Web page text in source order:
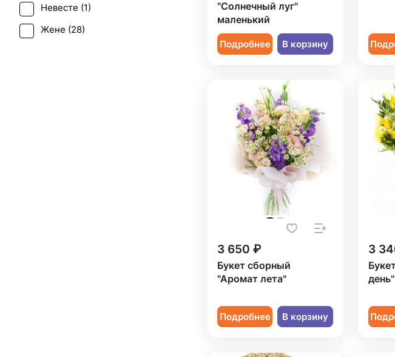
"Солнечный луг"
маленький
Подробнее В корзину
3 650 ₽
Букет сборный
"Аромат лета"
Подробнее В корзину
3
день"
Невесте (1)
Жене (28)